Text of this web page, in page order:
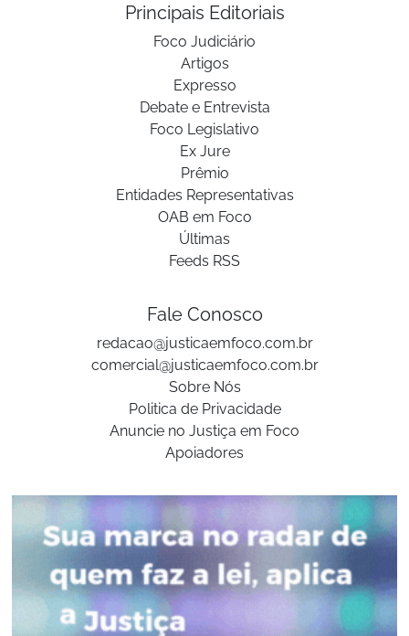
Principais Editoriais
Foco Judiciário
Artigos
Expresso
Debate e Entrevista
Foco Legislativo
Ex Jure
Prêmio
Entidades Representativas
OAB em Foco
Últimas
Feeds RSS
Fale Conosco
redacao@justicaemfoco.com.br
comercial@justicaemfoco.com.br
Sobre Nós
Politica de Privacidade
Anuncie no Justiça em Foco
Apoiadores